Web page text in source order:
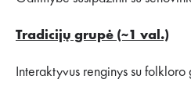
Tradicijų grupė (~1 val.)
Interaktyvus renginys su